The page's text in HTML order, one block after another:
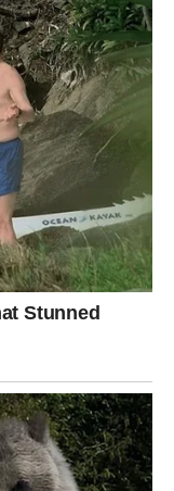
trenuci.
period i
dugo skrivala.
srce